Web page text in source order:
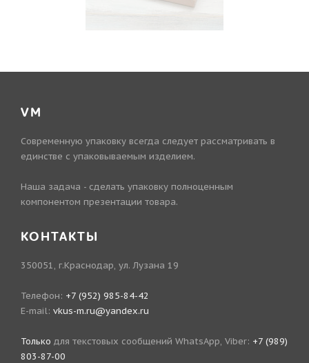
VM
Современную упаковку всегда следует рассматривать в
единстве с упаковываемым изделием.
Наша задача - сделать упаковку полноценным
компонентом презентации товара.
КОНТАКТЫ
350051, г.Краснодар, ул. Лузана 19
Телефон: +7 (952) 985-84-42
E-mail: vkus-m.ru@yandex.ru
Только для текстовых сообщений WhatsApp, Viber: +7 (989)
803-87-00